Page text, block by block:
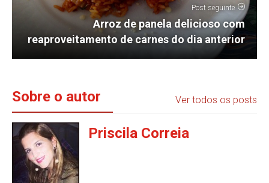
Post seguinte
Arroz de panela delicioso com
reaproveitamento de carnes do dia anterior
Sobre o autor Ver todos os posts
Priscila Correia